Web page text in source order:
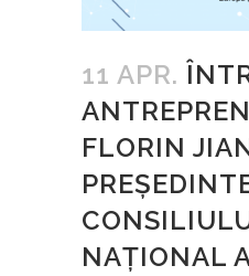
11 APR.
FLORIN
NAȚIONAL